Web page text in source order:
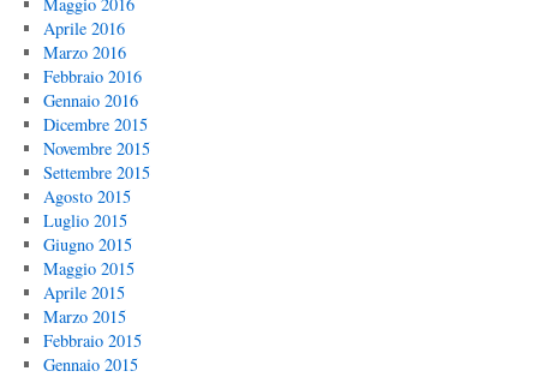
Aprile 2016
Marzo 2016
Febbraio 2016
Gennaio 2016
Dicembre 2015
Novembre 2015
Settembre 2015
Agosto 2015
Luglio 2015
Giugno 2015
Maggio 2015
Aprile 2015
Marzo 2015
Febbraio 2015
Gennaio 2015